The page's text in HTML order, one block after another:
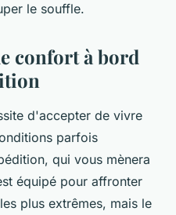
le souffle.
confort à bord
d'accepter de vivre
parfois
qui vous mènera
équipé pour affronter
plus extrêmes, mais le